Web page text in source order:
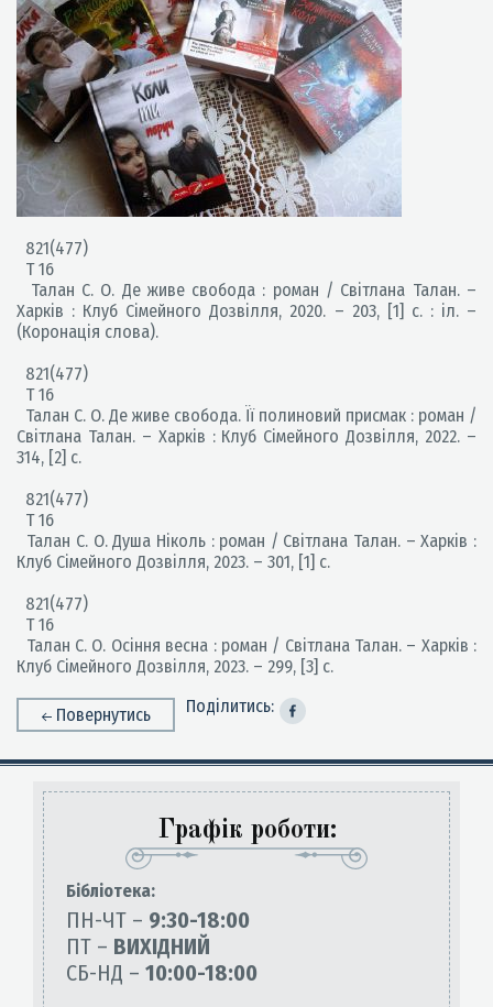
821(477)
Т 16
Талан С. О. Де живе свобода : роман / Світлана Талан. –
Харків : Клуб Сімейного Дозвілля, 2020. – 203, [1] с. : іл. –
(Коронація слова).
821(477)
Т 16
Талан С. О. Де живе свобода. Її полиновий присмак : роман /
Світлана Талан. – Харків : Клуб Сімейного Дозвілля, 2022. –
314, [2] с.
821(477)
Т 16
Талан С. О. Душа Ніколь : роман / Світлана Талан. – Харків :
Клуб Сімейного Дозвілля, 2023. – 301, [1] с.
821(477)
Т 16
Талан С. О. Осіння весна : роман / Світлана Талан. – Харків :
Клуб Сімейного Дозвілля, 2023. – 299, [3] с.
Повернутись Поділитись:
Графік роботи:
Бiблiотека:
ПН-ЧТ – 9:30-18:00
ПТ – ВИХІДНИЙ
СБ-НД – 10:00-18:00